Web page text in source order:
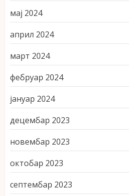
мај 2024
април 2024
март 2024
фебруар 2024
јануар 2024
децембар 2023
новембар 2023
октобар 2023
септембар 2023